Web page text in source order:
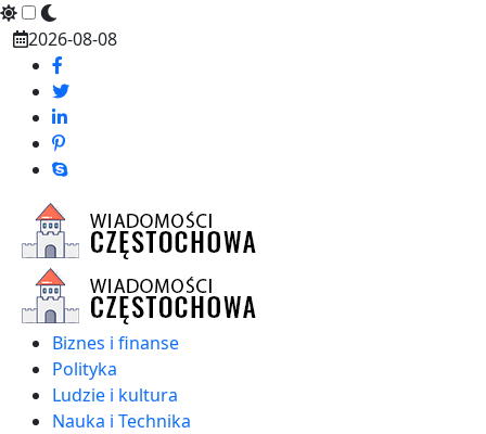
Skip
content
2026-08-08
Biznes i finanse
Polityka
Ludzie i kultura
Nauka i Technika